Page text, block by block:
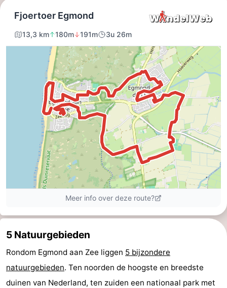
5 Natuurgebieden
Rondom Egmond aan Zee liggen 5 bijzondere
natuurgebieden. Ten noorden de hoogste en breedste
duinen van Nederland, ten zuiden een nationaal park met